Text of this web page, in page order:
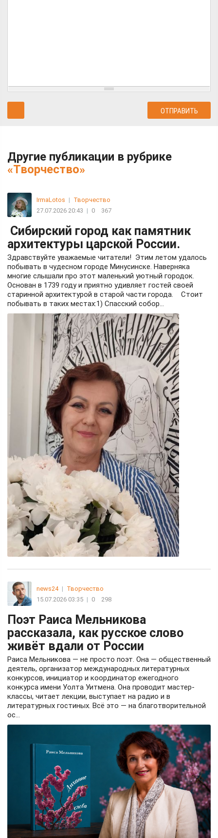
Другие публикации в рубрике
«Творчество»
IrmaLotos | Творчество
27.07.2026 20:43 | 0 367
Cибирский город как памятник
архитектуры царской России.
Здравствуйте уважаемые читатели! Этим летом удалось
побывать в чудесном городе Минусинске. Наверняка
многие слышали про этот маленький уютный городок.
Основан в 1739 году и приятно удивляет гостей своей
старинной архитектурой в старой части города. Стоит
побывать в таких местах:1) Спасский собор...
news24 | Творчество
15.07.2026 03:35 | 0 298
Поэт Раиса Мельникова
рассказала, как русское слово
живёт вдали от России
Раиса Мельникова — не просто поэт. Она — общественный
деятель, организатор международных литературных
конкурсов, инициатор и координатор ежегодного
конкурса имени Уолта Уитмена. Она проводит мастер-
классы, читает лекции, выступает на радио и в
литературных гостиных. Всё это — на благотворительной
ос...